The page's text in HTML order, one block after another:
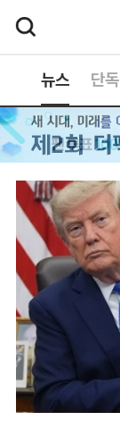
뉴스 단독